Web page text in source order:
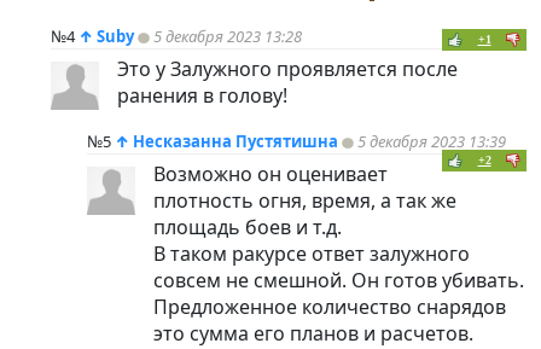
№4 ↑ Suby 5 декабря 2023 13:28 +1
Это у Залужного проявляется после
ранения в голову!
№5 ↑ Несказанна Пустятишна 5 декабря 2023 13:39
+2
Возможно он оценивает
плотность огня, время, а так же
площадь боев и т.д.
В таком ракурсе ответ залужного
совсем не смешной. Он готов убивать.
Предложенное количество снарядов
это сумма его планов и расчетов.